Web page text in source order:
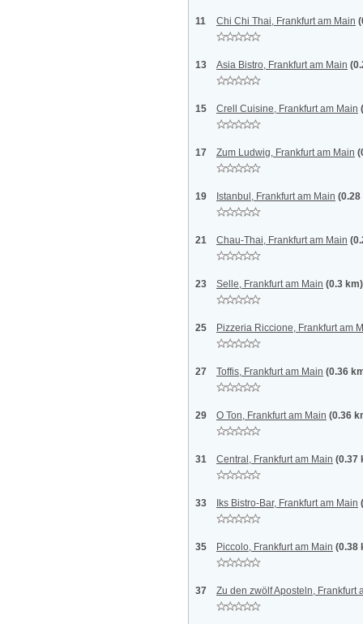
11 Chi Chi Thai, Frankfurt am Main
13 Asia Bistro, Frankfurt am Main
15 Crell Cuisine, Frankfurt am Main
17 Zum Ludwig, Frankfurt am Main
19 Istanbul, Frankfurt am Main
21 Chau-Thai, Frankfurt am Main
23 Selle, Frankfurt am Main (0.3 km)
25 Pizzeria Riccione, Frankfurt am
27 Toffis, Frankfurt am Main (0.36
29 O Ton, Frankfurt am Main (0.36
31 Central, Frankfurt am Main (0.37
33 Iks Bistro-Bar, Frankfurt am Main
35 Piccolo, Frankfurt am Main (0.38
37 Zu den zwölf Aposteln, Frankfurt